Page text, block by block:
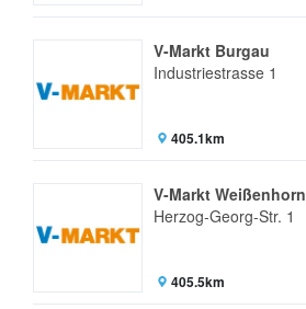
V-Markt Burgau
Industriestrasse 1
405.1km
V-Markt Weißenhorn
Herzog-Georg-Str. 1
405.5km